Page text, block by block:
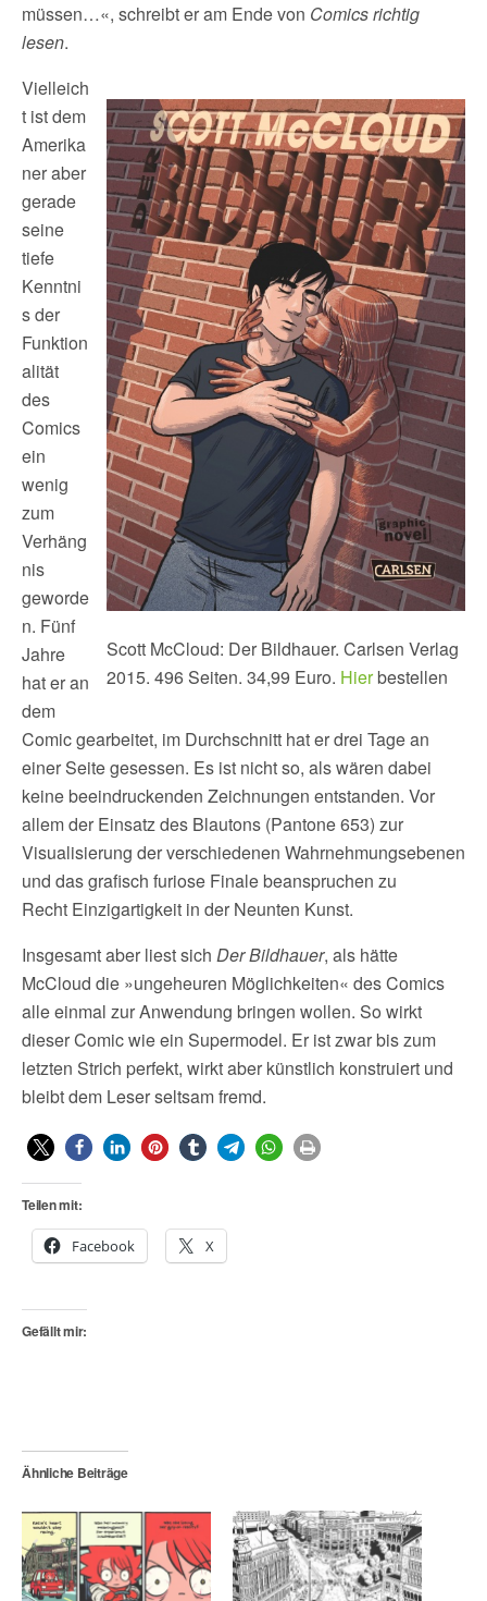
müssen…«, schreibt er am Ende von Comics richtig
lesen.
Scott McCloud: Der Bildhauer. Carlsen Verlag
2015. 496 Seiten. 34,99 Euro. Hierbestellen
Vielleich
t ist dem
Amerika
ner aber
gerade
seine
tiefe
Kenntni
s der
Funktion
alität
des
Comics
ein
wenig
zum
Verhäng
nis
geworde
n. Fünf
Jahre
hat er an
dem
Comic gearbeitet, im Durchschnitt hat er drei Tage an
einer Seite gesessen. Es ist nicht so, als wären dabei
keine beeindruckenden Zeichnungen entstanden. Vor
allem der Einsatz des Blautons (Pantone 653) zur
Visualisierung der verschiedenen Wahrnehmungsebenen
und das grafisch furiose Finale beanspruchen zu
Recht Einzigartigkeit in der Neunten Kunst.
Insgesamt aber liest sich Der Bildhauer, als hätte
McCloud die »ungeheuren Möglichkeiten« des Comics
alle einmal zur Anwendung bringen wollen. So wirkt
dieser Comic wie ein Supermodel. Er ist zwar bis zum
letzten Strich perfekt, wirkt aber künstlich konstruiert und
bleibt dem Leser seltsam fremd.
Teilen mit:
Facebook X
Gefällt mir:
Ähnliche Beiträge